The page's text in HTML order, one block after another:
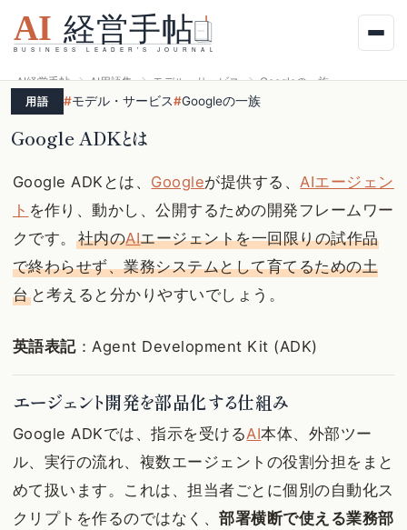
AI経営手帖 AI用語集 モデル・サービス
Googleの一族
用語
#モデル・サービス#Googleの一族
Google ADKとは
Google ADKとは、 Googleが提供する、 AIエージェン
ト を作り、動かし、公開するための開発フレームワー
クです。 社内のAIエージェントを一回限りの試作品
で終わらせず、業務システムとして育てるための土
台と考えると分かりやすいでしょう。
英語表記：Agent Development Kit (ADK)
エージェント開発を部品化する仕組み
Google ADKでは、指示を受けるAI本体、外部ツー
ル、実行の流れ、複数エージェントの役割分担をまと
めて扱います。これは、担当者ごとに個別の自動化ス
クリプトを作るのではなく、部署横断で使える業務部